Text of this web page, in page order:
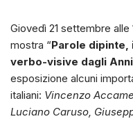
Giovedì 21 settembre
mostra “Parole dipinte,
verbo-visive dagli
esposizione alcuni
italiani: Vincenzo
Luciano Caruso,